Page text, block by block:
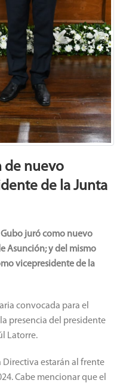
de nuevo
de la Junta
Gubo juró como nuevo
Asunción; y del mismo
vicepresidente de la
convocada para el
presencia del presidente
Latorre.
Directiva estarán al frente
Cabe mencionar que el